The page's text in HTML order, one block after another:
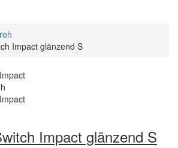
Impact glänzend S
Impact glänzend S